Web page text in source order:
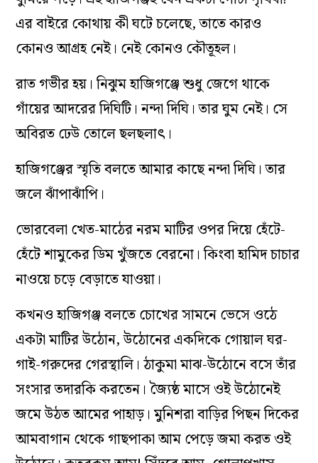
এর বাইরে কোথায় কী ঘটে চলেছে, তাতে কারও
কোনও আগ্রহ নেই। নেই কোনও কৌতূহল।
রাত গভীর হয়। নিঝুম হাজিগঞ্জে শুধু জেগে থাকে
গাঁয়ের আদরের দিঘিটি। নন্দা দিঘি। তার ঘুম নেই। সে
অবিরত ঢেউ তোলে ছলছলাৎ।
হাজিগঞ্জের স্মৃতি বলতে আমার কাছে নন্দা দিঘি। তার
জলে ঝাঁপাঝাঁপি।
ভোরবেলা খেত-মাঠের নরম মাটির ওপর দিয়ে হেঁটে-
হেঁটে শামুকের ডিম খুঁজতে বেরনো। কিংবা হামিদ চাচার
নাওয়ে চড়ে বেড়াতে যাওয়া।
কখনও হাজিগঞ্জ বলতে চোখের সামনে ভেসে ওঠে
একটা মাটির উঠোন, উঠোনের একদিকে গোয়াল ঘর-
গাই-গরুদের গেরস্থালি। ঠাকুমা মাঝ-উঠোনে বসে তাঁর
সংসার তদারকি করতেন। জ্যৈষ্ঠ মাসে ওই উঠোনেই
জমে উঠত আমের পাহাড়। মুনিশরা বাড়ির পিছন দিকের
আমবাগান থেকে গাছপাকা আম পেড়ে জমা করত ওই